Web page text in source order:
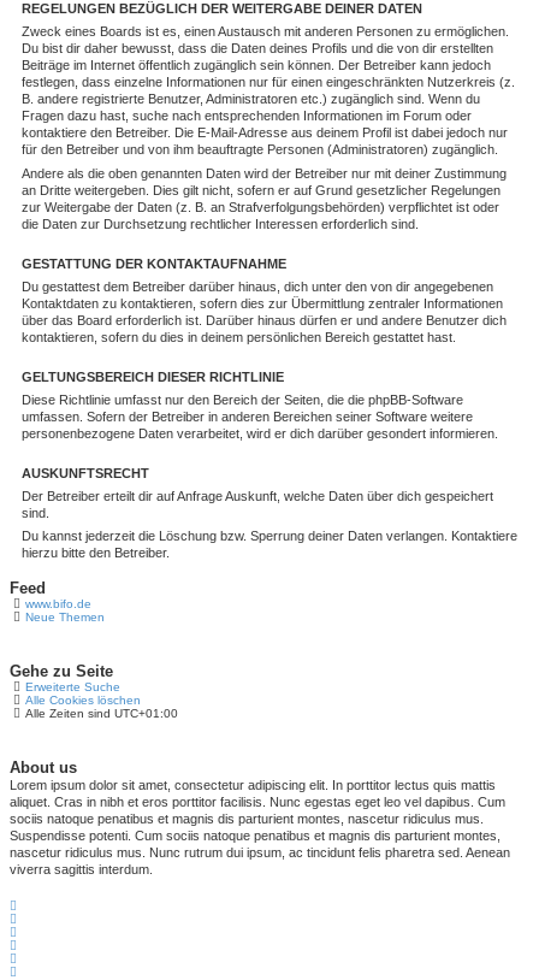
REGELUNGEN BEZÜGLICH DER WEITERGABE DEINER DATEN
Zweck eines Boards ist es, einen Austausch mit anderen Personen zu ermöglichen.
Du bist dir daher bewusst, dass die Daten deines Profils und die von dir erstellten
Beiträge im Internet öffentlich zugänglich sein können. Der Betreiber kann jedoch
festlegen, dass einzelne Informationen nur für einen eingeschränkten Nutzerkreis (z.
B. andere registrierte Benutzer, Administratoren etc.) zugänglich sind. Wenn du
Fragen dazu hast, suche nach entsprechenden Informationen im Forum oder
kontaktiere den Betreiber. Die E-Mail-Adresse aus deinem Profil ist dabei jedoch nur
für den Betreiber und von ihm beauftragte Personen (Administratoren) zugänglich.
Andere als die oben genannten Daten wird der Betreiber nur mit deiner Zustimmung
an Dritte weitergeben. Dies gilt nicht, sofern er auf Grund gesetzlicher Regelungen
zur Weitergabe der Daten (z. B. an Strafverfolgungsbehörden) verpflichtet ist oder
die Daten zur Durchsetzung rechtlicher Interessen erforderlich sind.
GESTATTUNG DER KONTAKTAUFNAHME
Du gestattest dem Betreiber darüber hinaus, dich unter den von dir angegebenen
Kontaktdaten zu kontaktieren, sofern dies zur Übermittlung zentraler Informationen
über das Board erforderlich ist. Darüber hinaus dürfen er und andere Benutzer dich
kontaktieren, sofern du dies in deinem persönlichen Bereich gestattet hast.
GELTUNGSBEREICH DIESER RICHTLINIE
Diese Richtlinie umfasst nur den Bereich der Seiten, die die phpBB-Software
umfassen. Sofern der Betreiber in anderen Bereichen seiner Software weitere
personenbezogene Daten verarbeitet, wird er dich darüber gesondert informieren.
AUSKUNFTSRECHT
Der Betreiber erteilt dir auf Anfrage Auskunft, welche Daten über dich gespeichert
sind.
Du kannst jederzeit die Löschung bzw. Sperrung deiner Daten verlangen. Kontaktiere
hierzu bitte den Betreiber.
Feed
www.bifo.de
Neue Themen
Gehe zu Seite
Erweiterte Suche
Alle Cookies löschen
Alle Zeiten sind UTC+01:00
About us
Lorem ipsum dolor sit amet, consectetur adipiscing elit. In porttitor lectus quis mattis
aliquet. Cras in nibh et eros porttitor facilisis. Nunc egestas eget leo vel dapibus. Cum
sociis natoque penatibus et magnis dis parturient montes, nascetur ridiculus mus.
Suspendisse potenti. Cum sociis natoque penatibus et magnis dis parturient montes,
nascetur ridiculus mus. Nunc rutrum dui ipsum, ac tincidunt felis pharetra sed. Aenean
viverra sagittis interdum.